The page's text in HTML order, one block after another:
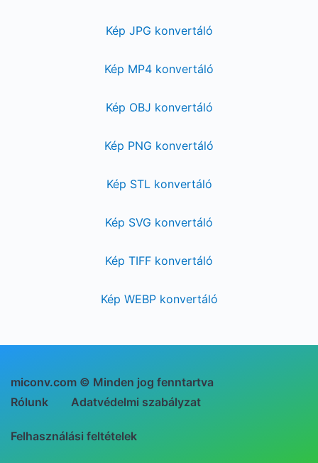
Kép JPG konvertáló
Kép MP4 konvertáló
Kép OBJ konvertáló
Kép PNG konvertáló
Kép STL konvertáló
Kép SVG konvertáló
Kép TIFF konvertáló
Kép WEBP konvertáló
miconv.com © Minden jog fenntartva
Rólunk
Adatvédelmi szabályzat
Felhasználási feltételek